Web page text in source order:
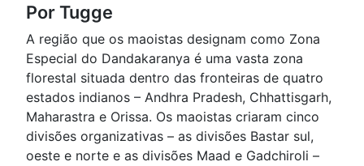
Por Tugge
A região que os maoistas designam como Zona
Especial do Dandakaranya é uma vasta zona
florestal situada dentro das fronteiras de quatro
estados indianos – Andhra Pradesh, Chhattisgarh,
Maharastra e Orissa. Os maoistas criaram cinco
divisões organizativas – as divisões Bastar sul,
oeste e norte e as divisões Maad e Gadchiroli –